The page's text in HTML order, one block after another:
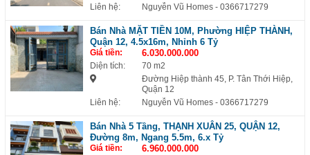
Liên hệ:
Nguyễn Vũ Homes - 0366717279
Bán Nhà MẶT TIỀN 10M, Phường HIỆP THÀNH,
Quận 12, 4.5x16m, Nhỉnh 6 Tỷ
Giá tiền: 6.030.000.000
Diện tích:
70 m2
Đường Hiệp thành 45, P. Tân Thới Hiệp,
Quận 12
Liên hệ:
Nguyễn Vũ Homes - 0366717279
Bán Nhà 5 Tầng, THẠNH XUÂN 25, QUẬN 12,
Đường 8m, Ngang 5.5m, 6.x Tỷ
Giá tiền: 6.960.000.000